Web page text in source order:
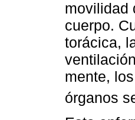
movilidad
cuerpo.
torácica,
mente,
órganos